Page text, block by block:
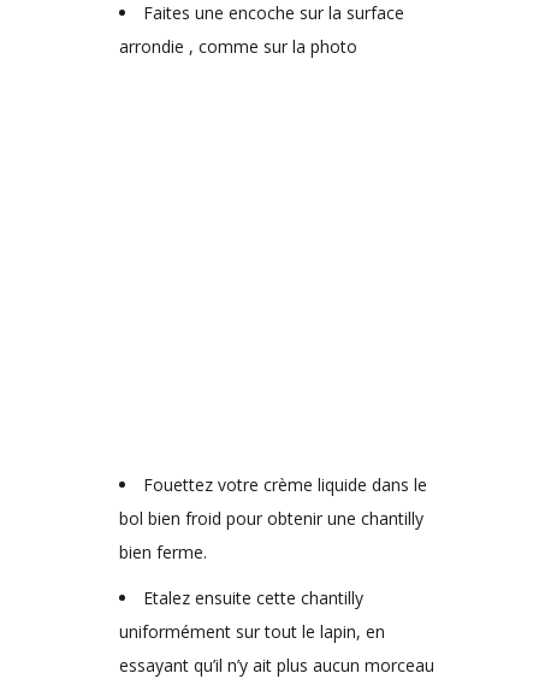
Faites une encoche sur la surface
arrondie , comme sur la photo
Fouettez votre crème liquide dans le
bol bien froid pour obtenir une chantilly
bien ferme.
Etalez ensuite cette chantilly
uniformément sur tout le lapin, en
essayant qu’il n’y ait plus aucun morceau